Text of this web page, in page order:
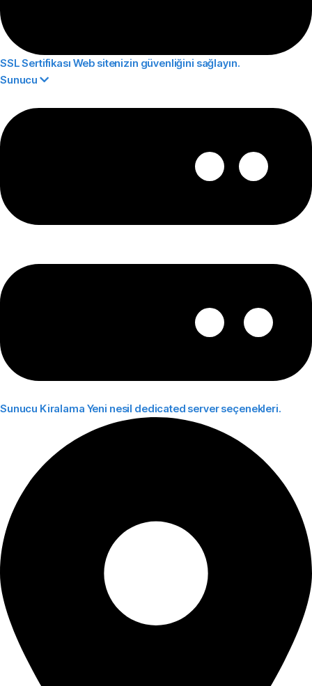
SSL Sertifikası Web sitenizin güvenliğini sağlayın.
Sunucu
Sunucu Kiralama Yeni nesil dedicated server seçenekleri.